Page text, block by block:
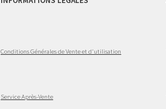
Conditions Générales de Vente et d'utilisation
Service Après-Vente